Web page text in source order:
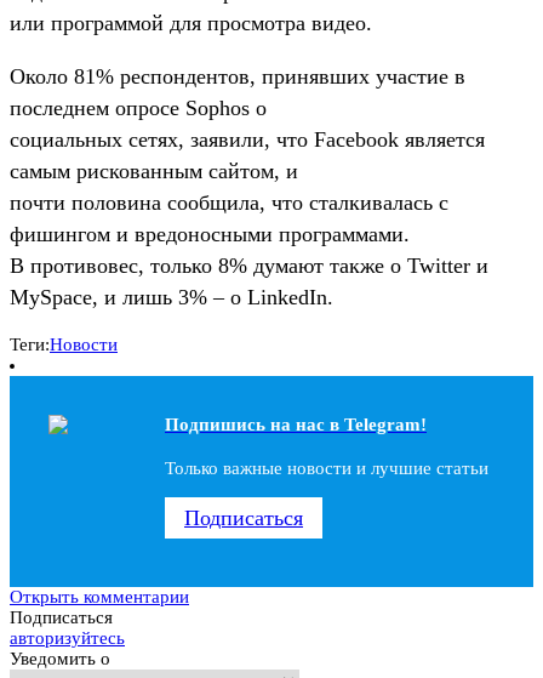
или программой для просмотра видео.
Около 81% респондентов, принявших участие в
последнем опросе Sophos о
социальных сетях, заявили, что Facebook является
самым рискованным сайтом, и
почти половина сообщила, что сталкивалась с
фишингом и вредоносными программами.
В противовес, только 8% думают также о Twitter и
MySpace, и лишь 3% – о LinkedIn.
Теги:Новости
Подпишись на наc в Telegram!
Только важные новости и лучшие статьи
Подписаться
Открыть комментарии
Подписаться
авторизуйтесь
Уведомить о